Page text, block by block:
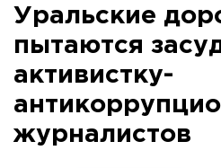
Уральские
пытаются
активистку-
журналистов